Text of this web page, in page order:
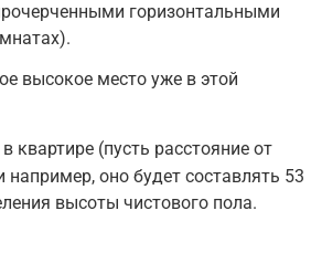
горизонтальными
высокое место уже в этой
(пусть расстояние от
оно будет составлять 53
высоты чистового пола.